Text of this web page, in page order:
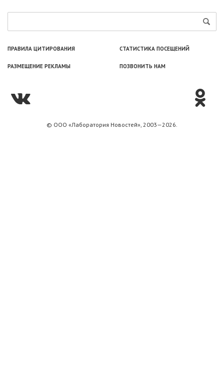
ПРАВИЛА ЦИТИРОВАНИЯ СТАТИСТИКА ПОСЕЩЕНИЙ
РАЗМЕЩЕНИЕ РЕКЛАМЫ ПОЗВОНИТЬ НАМ
© ООО «Лаборатория Новоcтей», 2003—2026.